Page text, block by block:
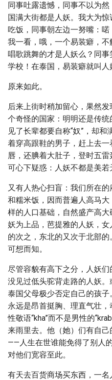
c
h
同事吐露遗憾，同事不以为
国满大街都是人妖。我大为
吃饭，同事朝左边一努嘴：喏
我一看，哦，一个易装癖，
唱歌跳舞的才是人妖么？同
学校！在泰国，易装癖就叫人
原来如此。
后来上街时稍加留心，果然
个奇怪的国家：明明还是传
见了长辈都要自称“奴”，却
着穿高跟鞋的男子，赶上去
唇，还腆着大肚子，登时五雷
可心下疑惑：人妖不都是美若
又有人热心扫盲：我们所在
和糯米饭，因而普遍人高马
样的人口基础，自然盛产高
妖为上品，芭提雅的人妖，
的次之，东北的又次于北部
可想而知。
尽管容貌有高下之分，人妖
没见过低头驼背走路的人妖。
泰国父母极少否定自己的孩
永远是昂首挺胸、理直气壮
性敬语“kha”而不是男性的
来雨里去。他（她）们有自
——人生在世谁能免得了别人
对他们宽容至此。
有天去百货商场买东西，一